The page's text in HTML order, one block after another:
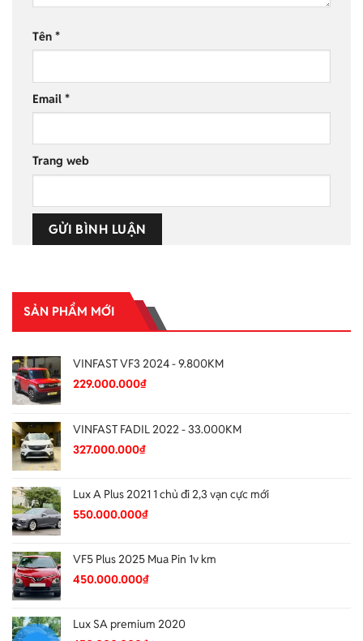
Tên *
Email *
Trang web
SẢN PHẨM MỚI
VINFAST VF3 2024 - 9.800KM
229.000.000₫
VINFAST FADIL 2022 - 33.000KM
327.000.000₫
Lux A Plus 2021 1 chủ đi 2,3 vạn cực mới
550.000.000₫
VF5 Plus 2025 Mua Pin 1v km
450.000.000₫
Lux SA premium 2020